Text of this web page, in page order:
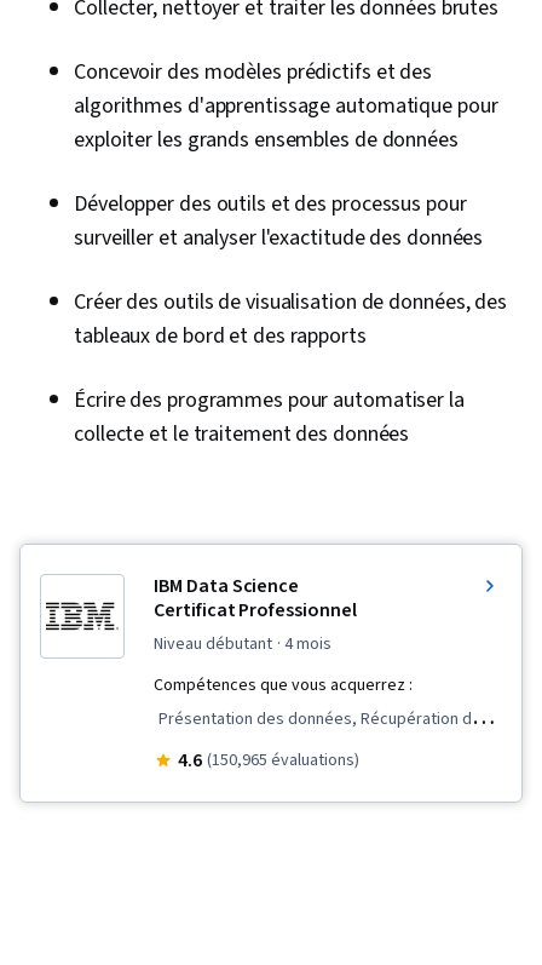
Collecter, nettoyer et traiter les données brutes
Concevoir des modèles prédictifs et des
algorithmes d'apprentissage automatique pour
exploiter les grands ensembles de données
Développer des outils et des processus pour
surveiller et analyser l'exactitude des données
Créer des outils de visualisation de données, des
tableaux de bord et des rapports
Écrire des programmes pour automatiser la
collecte et le traitement des données
IBM Data Science
Certificat Professionnel
niveau débutant · 4 mois
Compétences que vous acquerrez :
Présentation des données, Récupération de
données sur le Web, SQL, Évaluation du
4.6 (150,965 évaluations)